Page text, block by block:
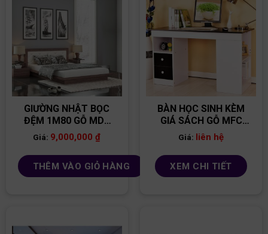
GIƯỜNG NHẬT BỌC
ĐỆM 1M80 GỖ MDF
GN12
Giá: 9,000,000₫
THÊM VÀO GIỎ HÀNG
BÀN HỌC SINH KÈM
GIÁ SÁCH GỖ MFC
BGS07
Giá: liên hệ
XEM CHI TIẾT